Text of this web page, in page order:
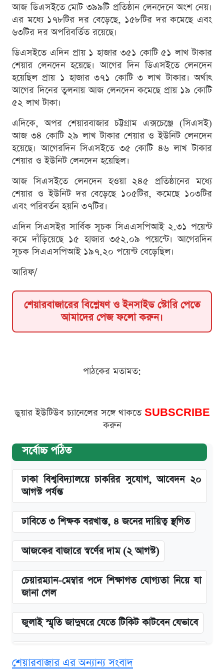
আজ ডিএসইতে মোট ৩৯৯টি প্রতিষ্ঠান লেনদেনে অংশ নেয়।
এর মধ্যে ১৭৮টির দর বেড়েছে, ১৫৮টির দর কমেছে এবং
৬৩টির দর অপরিবর্তিত রয়েছে।
ডিএসইতে এদিন প্রায় ১ হাজার ৩৫১ কোটি ৫১ লাখ টাকার
শেয়ার লেনদেন হয়েছে। আগের দিন ডিএসইতে লেনদেন
হয়েছিল প্রায় ১ হাজার ৩৭১ কোটি ৩ লাখ টাকার। অর্থাৎ
আগের দিনের তুলনায় আজ লেনদেন কমেছে প্রায় ১৯ কোটি
৫২ লাখ টাকা।
এদিকে, অপর শেয়ারবাজার চট্টগ্রাম এক্সচেঞ্জে (সিএসই)
আজ ৩৪ কোটি ২৯ লাখ টাকার শেয়ার ও ইউনিট লেনদেন
হয়েছে। আগেরদিন সিএসইতে ৩৫ কোটি ৪৬ লাখ টাকার
শেয়ার ও ইউনিট লেনদেন হয়েছিল।
আজ সিএসইতে লেনদেন হওয়া ২৪৫ প্রতিষ্ঠানের মধ্যে
শেয়ার ও ইউনিট দর বেড়েছে ১০৫টির, কমেছে ১০৩টির
এবং পরিবর্তন হয়নি ৩৭টির।
এদিন সিএসইর সার্বিক সূচক সিএএসপিআই ২.৩১ পয়েন্ট
কমে দাঁড়িয়েছে ১৫ হাজার ৩৫২.০৯ পয়েন্টে। আগেরদিন
সূচক সিএএসপিআই ১৯৭.২০ পয়েন্ট বেড়েছিল।
আরিফ/
শেয়ারবাজারের বিশ্লেষণ ও ইনসাইড স্টোরি পেতে
আমাদের পেজ ফলো করুন।
পাঠকের মতামত:
ডুয়ার ইউটিউব চ্যানেলের সঙ্গে থাকতে SUBSCRIBE
করুন
সর্বোচ্চ পঠিত
ঢাকা বিশ্ববিদ্যালয়ে চাকরির সুযোগ, আবেদন ২০
আগস্ট পর্যন্ত
ঢাবিতে ৩ শিক্ষক বরখাস্ত, ৪ জনের দায়িত্ব স্থগিত
আজকের বাজারে স্বর্ণের দাম (২ আগস্ট)
চেয়ারম্যান-মেম্বার পদে শিক্ষাগত যোগ্যতা নিয়ে যা
জানা গেল
জুলাই স্মৃতি জাদুঘরে যেতে টিকিট কাটবেন যেভাবে
ভাতা
শেয়ারবাজার এর অন্যান্য সংবাদ